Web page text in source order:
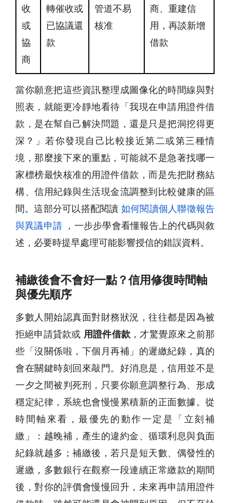
收
或
協
商
轉催收或
已協議還
款
管道不易
核准
商、重建信
用，再談新增
借款
當你願意把這些資訊整理成圖像化的時間線與對
照表，就能更冷靜地看待「我現在申請用證件借
款，是在幫自己解決問題，還是只是把洞挖得更
深？」若你發現自己比較接近第二或第三種情
境，那麼接下來的重點，可能就不是急著找哪一
家標榜最快核准的用證件借款，而是先把財務結
構、信用紀錄與生活現金流調整到比較健康的區
間。這部分可以搭配閱讀 如何閱讀個人聯徵報告
與異議申請 ，一步步學會看懂報告上的代碼與敘
述，必要時提早處理可能影響授信的錯誤資料。
補繳後會不會好一點？信用修復時間軸
與優先順序
多數人開始認真面對財務狀況，往往都是因為被
拒絕申請貸款或 用證件借款 ，才驚覺原來之前那
些「沒關係啦，下個月再補」的遲繳紀錄，真的
會在關鍵時刻回來敲門。好消息是，信用並不是
一夕之間被判死刑，只要你願意調整行為、形成
穩定紀律，系統也會慢慢累積新的正面數據。從
時間軸來看，最優先的動作一定是「立刻補
繳」：越晚補，產生的違約金、循環利息與負面
紀錄就越多；補繳後，若只是短天數、偶發性的
遲繳，多數銀行在觀察一段連續正常繳款的期間
後，對你的評價會慢慢回升，未來再申請用證件